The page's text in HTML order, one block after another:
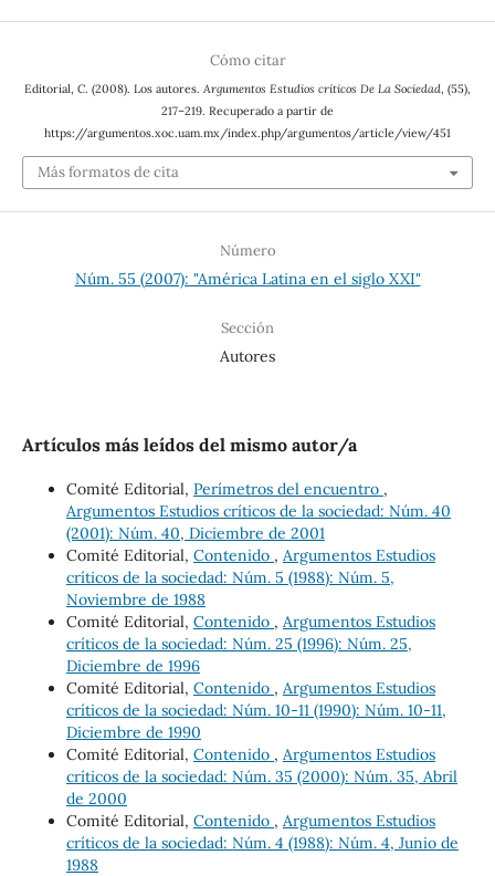
Cómo citar
Editorial, C. (2008). Los autores. Argumentos Estudios críticos De La Sociedad, (55),
217–219. Recuperado a partir de
https://argumentos.xoc.uam.mx/index.php/argumentos/article/view/451
Más formatos de cita
Número
Núm. 55 (2007): "América Latina en el siglo XXI"
Sección
Autores
Artículos más leídos del mismo autor/a
Comité Editorial, Perímetros del encuentro ,
Argumentos Estudios críticos de la sociedad: Núm. 40
(2001): Núm. 40, Diciembre de 2001
Comité Editorial, Contenido , Argumentos Estudios
críticos de la sociedad: Núm. 5 (1988): Núm. 5,
Noviembre de 1988
Comité Editorial, Contenido , Argumentos Estudios
críticos de la sociedad: Núm. 25 (1996): Núm. 25,
Diciembre de 1996
Comité Editorial, Contenido , Argumentos Estudios
críticos de la sociedad: Núm. 10-11 (1990): Núm. 10-11,
Diciembre de 1990
Comité Editorial, Contenido , Argumentos Estudios
críticos de la sociedad: Núm. 35 (2000): Núm. 35, Abril
de 2000
Comité Editorial, Contenido , Argumentos Estudios
críticos de la sociedad: Núm. 4 (1988): Núm. 4, Junio de
1988